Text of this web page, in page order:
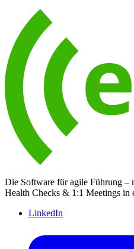
Die Software für agile Führung –
Health Checks & 1:1 Meetings in
LinkedIn